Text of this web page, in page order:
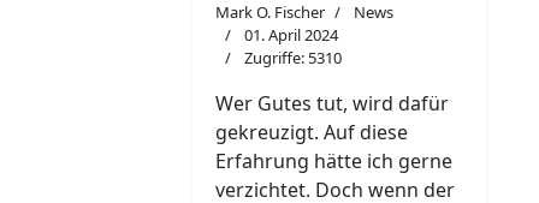
Mark O. Fischer
News
01. April 2024
Zugriffe: 5310
Wer Gutes tut, wird dafür
gekreuzigt. Auf diese
Erfahrung hätte ich gerne
verzichtet. Doch wenn der